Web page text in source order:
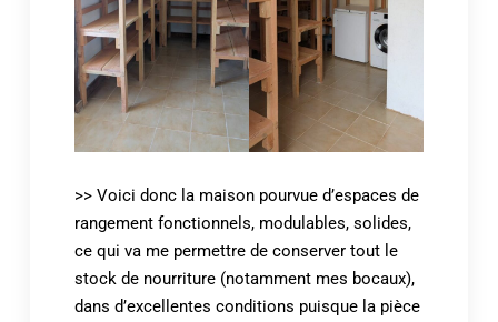
>> Voici donc la maison pourvue d’espaces de
rangement fonctionnels, modulables, solides,
ce qui va me permettre de conserver tout le
stock de nourriture (notamment mes bocaux),
dans d’excellentes conditions puisque la pièce